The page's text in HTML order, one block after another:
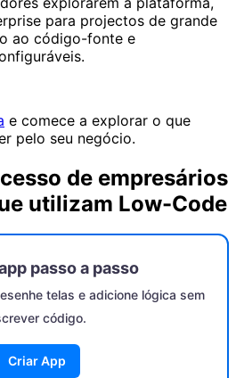
para projectos de grande
ao código-fonte e
e comece a explorar o que
pelo seu negócio.
de empresários
utilizam Low-Code
passo a passo
telas e adicione lógica sem
código.
Criar App